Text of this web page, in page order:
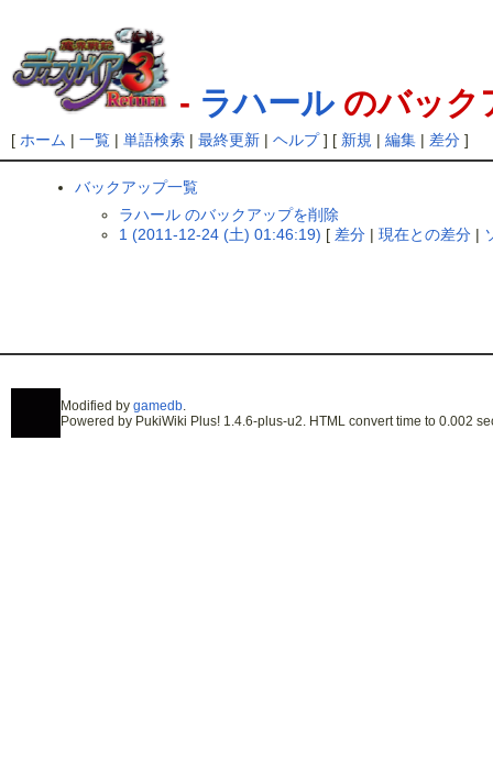
- ラハールのバック
[ ホーム | 一覧| 単語検索| 最終更新| ヘルプ] [ 新規 | 編集| 差分]
バックアップ一覧
ラハール のバックアップを削除
1 (2011-12-24 (土) 01:46:19) [ 差分 | 現在との差分 |
Modified by gamedb.
Powered by PukiWiki Plus! 1.4.6-plus-u2. HTML convert time to 0.002